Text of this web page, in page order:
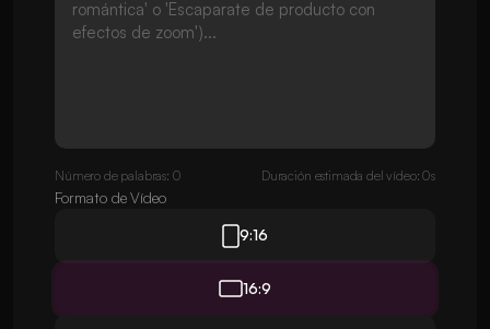
Número de palabras: 0 Duración estimada del vídeo: 0s
Formato de Vídeo
9:16
16:9